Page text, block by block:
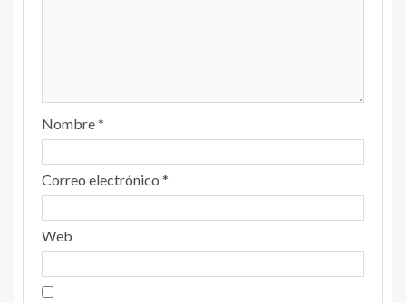
Nombre*
Correo electrónico *
Web